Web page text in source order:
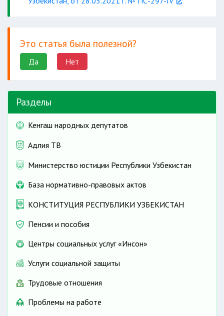
Это статья была полезной?
Да Нет
Разделы
Кенгаш народных депутатов
Адлия ТВ
Министерство юстиции Республики Узбекистан
База нормативно-правовых актов
КОНСТИТУЦИЯ РЕСПУБЛИКИ УЗБЕКИСТАН
Пенсии и пособия
Центры социальных услуг «Инсон»
Услуги социальной защиты
Трудовые отношения
Проблемы на работе